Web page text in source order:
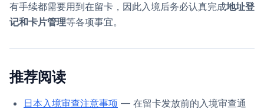
有手续都需要用到在留卡，因此入境后务必认真完成地址登
记和卡片管理等各项事宜。
推荐阅读
日本入境审查注意事项 — 在留卡发放前的入境审查通